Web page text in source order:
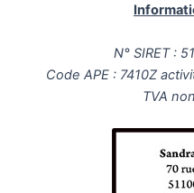
N° SIRET :
Code APE : 7410Z
TVA